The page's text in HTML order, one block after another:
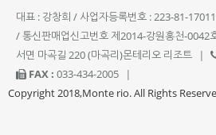
대표 : 강창희 / 사업자등록번호 : 223-81-
/ 통신판매업신고번호 제2014-강원홍천-0042
서면 마곡길 220 (마곡리)몬테리오 리조트
|
FAX : 033-434-2005
|
Copyright 2018,Monte rio. All Rights